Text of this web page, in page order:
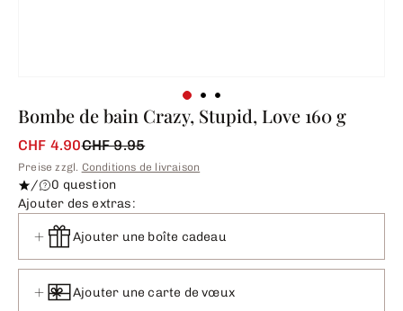
Bombe de bain Crazy, Stupid, Love 160 g
CHF 4.90CHF 9.95
Preise zzgl. Conditions de livraison
/
0 question
Ajouter des extras:
Ajouter une boîte cadeau
Ajouter une carte de vœux